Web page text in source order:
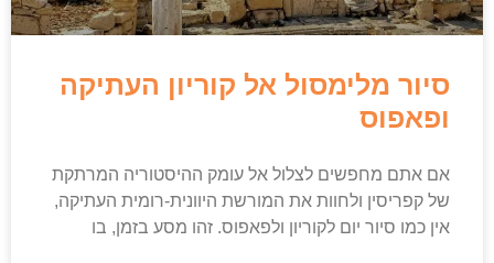
סיור מלימסול אל קוריון העתיקה
ופאפוס
אם אתם מחפשים לצלול אל עומק ההיסטוריה המרתקת
של קפריסין ולחוות את המורשת היוונית-רומית העתיקה,
אין כמו סיור יום לקוריון ולפאפוס. זהו מסע בזמן, בו